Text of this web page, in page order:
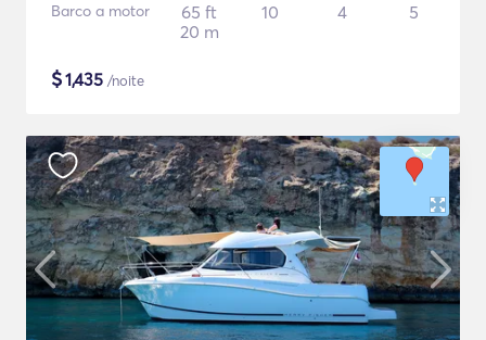
Barco a motor
65 ft
20 m
10 4 5
$1,435 /noite